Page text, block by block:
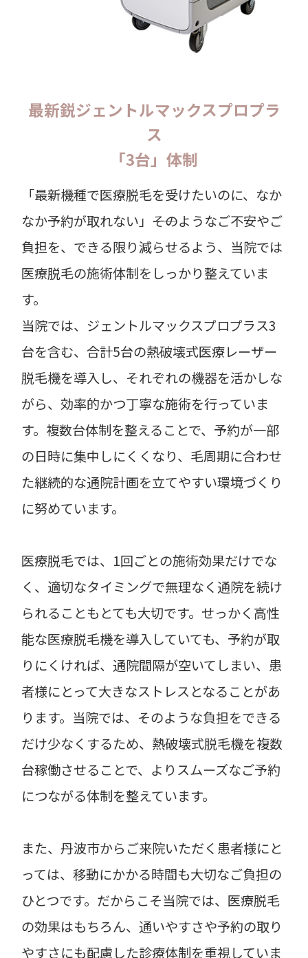
最新鋭ジェントルマックスプロプラ
ス
「3台」体制
「最新機種で医療脱毛を受けたいのに、なか
なか予約が取れない」――そのようなご不安やご
負担を、できる限り減らせるよう、当院では
医療脱毛の施術体制をしっかり整えていま
す。
当院では、ジェントルマックスプロプラス3
台を含む、合計5台の熱破壊式医療レーザー
脱毛機を導入し、それぞれの機器を活かしな
がら、効率的かつ丁寧な施術を行っていま
す。複数台体制を整えることで、予約が一部
の日時に集中しにくくなり、毛周期に合わせ
た継続的な通院計画を立てやすい環境づくり
に努めています。
医療脱毛では、1回ごとの施術効果だけでな
く、適切なタイミングで無理なく通院を続け
られることもとても大切です。せっかく高性
能な医療脱毛機を導入していても、予約が取
りにくければ、通院間隔が空いてしまい、患
者様にとって大きなストレスとなることがあ
ります。当院では、そのような負担をできる
だけ少なくするため、熱破壊式脱毛機を複数
台稼働させることで、よりスムーズなご予約
につながる体制を整えています。
また、丹波市からご来院いただく患者様にと
っては、移動にかかる時間も大切なご負担の
ひとつです。だからこそ当院では、医療脱毛
の効果はもちろん、通いやすさや予約の取り
やすさにも配慮した診療体制を重視していま